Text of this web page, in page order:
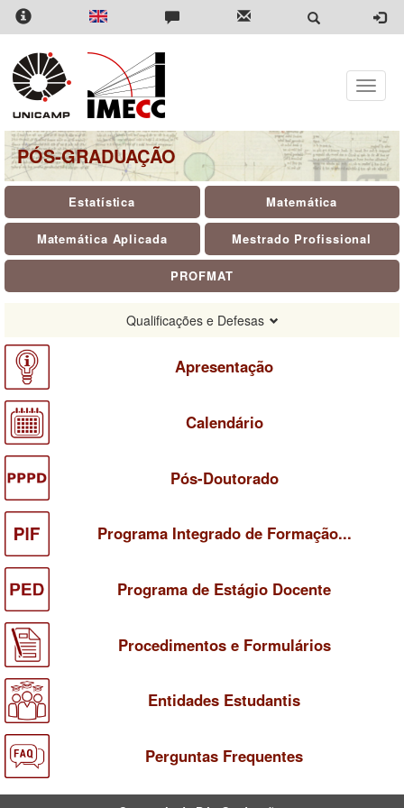
Pular
para
conteúdo
principal
Toggle
PÓS-GRADUAÇÃO
Estatística Matemática
Matemática Aplicada Mestrado Profissional
PROFMAT
Qualificações e Defesas
Apresentação
Calendário
Pós-Doutorado
Programa Integrado de Formação...
Programa de Estágio Docente
Procedimentos e Formulários
Entidades Estudantis
Perguntas Frequentes